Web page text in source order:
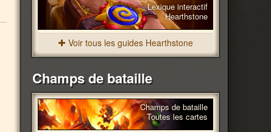
Lexique interactif
Hearthstone
Voir tous les guides Hearthstone
Champs de bataille
Champs de bataille
Toutes les cartes